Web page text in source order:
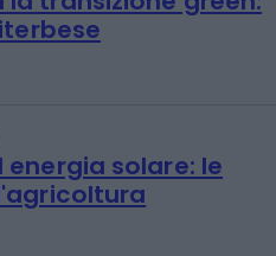
energia solare: le